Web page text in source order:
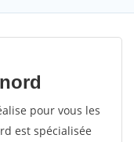
pour vous les
est spécialisée